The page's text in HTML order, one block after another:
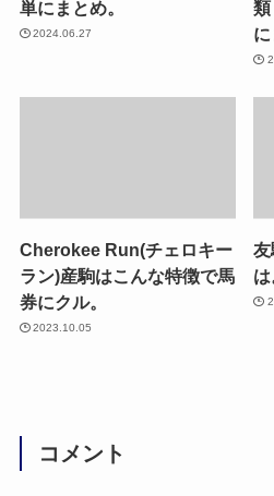
単にまとめ。
2024.06.27
に
Cherokee Run(チェロキー
ラン)産駒はこんな特徴で馬
券にクル。
2023.10.05
友
は
コメント